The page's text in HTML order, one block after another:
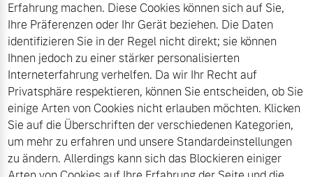
Plug-in Hybrid
3 Modelle
Mild-Hybrid
Aktuelle Angebote
Geschäftskunden
Volvo Gebrauchtwagenbörse
Über uns
Unser Team
Kontakt und Anfahrt
Erfahrung machen. Diese Cookies können sich auf Sie,
Ihre Präferenzen oder Ihr Gerät beziehen. Die Daten
identifizieren Sie in der Regel nicht direkt; sie können
Ihnen jedoch zu einer stärker personalisierten
Interneterfahrung verhelfen. Da wir Ihr Recht auf
Privatsphäre respektieren, können Sie entscheiden, ob Sie
einige Arten von Cookies nicht erlauben möchten. Klicken
Sie auf die Überschriften der verschiedenen Kategorien,
um mehr zu erfahren und unsere Standardeinstellungen
zu ändern. Allerdings kann sich das Blockieren einiger